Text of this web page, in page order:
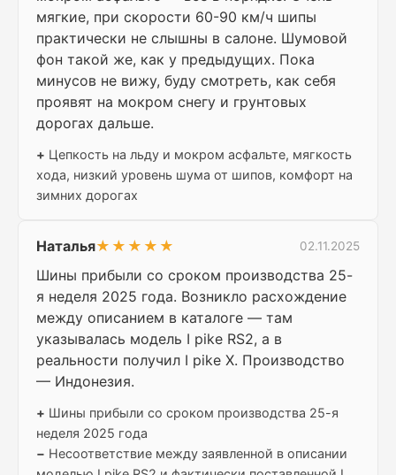
мягкие, при скорости 60-90 км/ч шипы
практически не слышны в салоне. Шумовой
фон такой же, как у предыдущих. Пока
минусов не вижу, буду смотреть, как себя
проявят на мокром снегу и грунтовых
дорогах дальше.
+ Цепкость на льду и мокром асфальте, мягкость
хода, низкий уровень шума от шипов, комфорт на
зимних дорогах
Наталья★★★★★ 02.11.2025
Шины прибыли со сроком производства 25-
я неделя 2025 года. Возникло расхождение
между описанием в каталоге — там
указывалась модель I pike RS2, а в
реальности получил I pike X. Производство
— Индонезия.
+ Шины прибыли со сроком производства 25-я
неделя 2025 года
− Несоответствие между заявленной в описании